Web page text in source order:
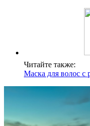
Читайте также:
Маска для волос